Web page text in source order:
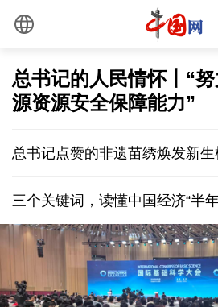
总书记的人民情怀丨“
源资源安全保障能力”
总书记点赞的非遗苗绣焕发新生
三个关键词，读懂中国经济“半